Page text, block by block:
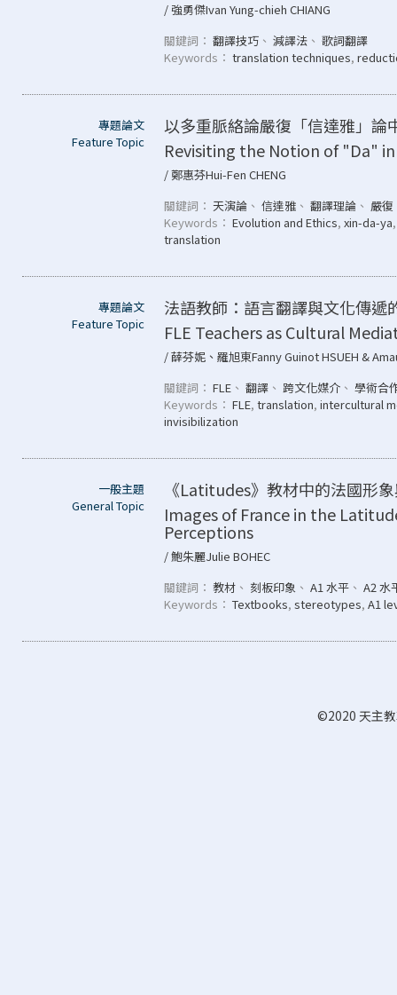
/ 強勇傑Ivan Yung-chieh CHIANG
關鍵詞： 翻譯技巧 、 減譯法 、 歌詞翻譯
Keywords： translation techniques,
專題論文
Feature Topic
以多重脈絡論嚴復「信達雅」論
Revisiting the Notion of "Da" in
/ 鄭惠芬Hui-Fen CHENG
關鍵詞： 天演論 、 信達雅 、 翻譯理論 、 嚴復
Keywords： Evolution and Ethics, xin-da-ya
translation
專題論文
Feature Topic
法語教師：語言翻譯與文化傳遞
FLE Teachers as Cultural
/ 薛芬妮、羅旭東Fanny Guinot HSUEH &
關鍵詞： FLE 、 翻譯 、 跨文化媒介 、 學術合
Keywords： FLE, translation, intercultural
invisibilization
一般主題
General Topic
《Latitudes》教材中的法國形
Images of France in the
Perceptions
/ 鮑朱麗Julie BOHEC
關鍵詞： 教材 、 刻板印象 、 A1 水平 、 A2 水
Keywords： Textbooks, stereotypes, A1
©2020 天主